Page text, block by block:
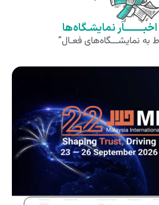
نمایشـگاه‌ها
نمایشـــگاه‌های فعـال”